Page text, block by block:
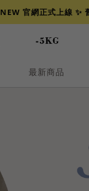
NEW 官網正式上線 ✨
最新商品